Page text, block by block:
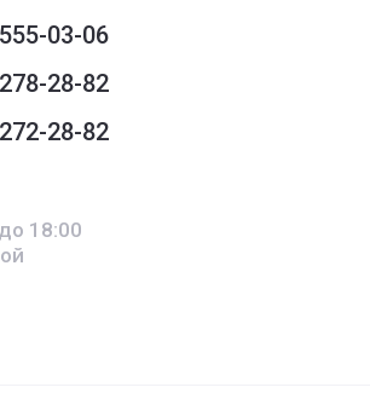
03-06
28-82
28-82
18:00